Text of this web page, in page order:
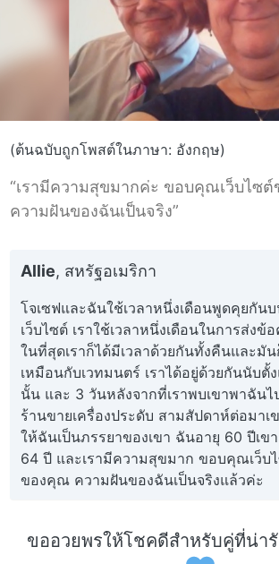
(ต้นฉบับถูกโพสต์ในภาษา: อังกฤษ)
“เรามีความสุขมากค่ะ ขอบคุณเว็บไซ
ความฝันของฉันเป็นจริง”
Allie, สหรัฐอเมริกา
โจเซฟและฉันใช้เวลาหนึ่งเดือนพูดคุยกัน
เว็บไซต์ เราใช้เวลาหนึ่งเดือนในการส่งข้
ในที่สุดเราก็ได้มีเวลาด้วยกันทั้งคืนและมัน
เหมือนกับเวทมนตร์ เราได้อยู่ด้วยกันนับตั้
นั้น และ 3 วันหลังจากที่เราพบเขาพาฉันไ
ร้านขายเครื่องประดับ สามสัปดาห์ต่อมาเ
ให้ฉันเป็นภรรยาของเขา ฉันอายุ 60 ปีเข
64 ปี และเรามีความสุขมาก ขอบคุณเว็บ
ของคุณ ความฝันของฉันเป็นจริงแล้วค่ะ
ขออวยพรให้โชคดีสำหรับคู่ที่น่า